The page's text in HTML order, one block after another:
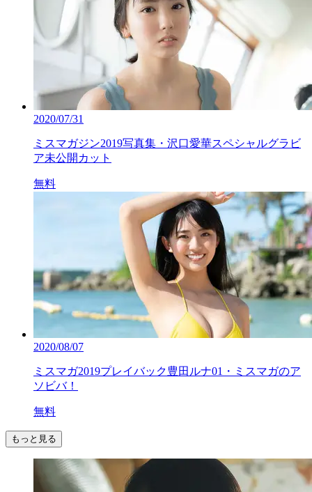
2020/07/31
ミスマガジン2019写真集・沢口愛華スペシャルグラビ
ア未公開カット
無料
2020/08/07
ミスマガ2019プレイバック豊田ルナ01・ミスマガのア
ソビバ！
無料
もっと見る